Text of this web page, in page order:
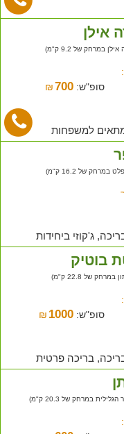
אילן
במרחק של 9.2 ק"מ)
סופ"ש: ₪ 700
של 16.2 ק"מ)
בוטיק
של 22.8 ק"מ)
סופ"ש: ₪ 1000
במרחק של 20.3 ק"מ)